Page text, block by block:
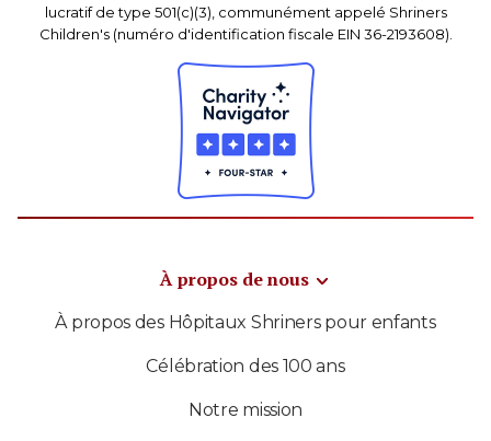
lucratif de type 501(c)(3), communément appelé Shriners
Children's (numéro d'identification fiscale EIN 36-2193608).
À propos de nous
À propos des Hôpitaux Shriners pour enfants
Célébration des 100 ans
Notre mission